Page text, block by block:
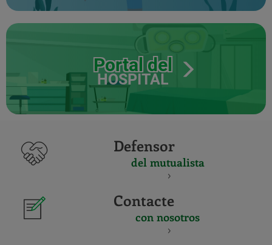
Portal del
HOSPITAL
Defensor
del mutualista
Contacte
con nosotros